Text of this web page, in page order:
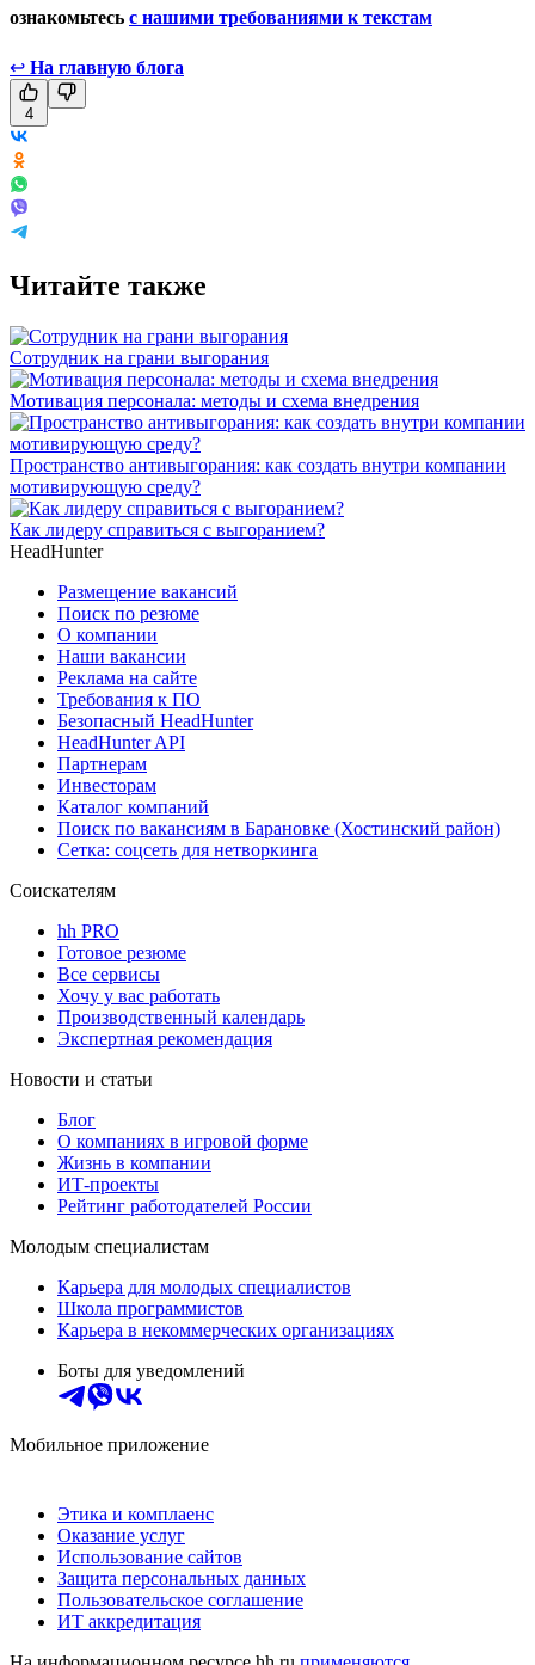
ознакомьтесь с нашими требованиями к текстам
↩ На главную блога
4
Читайте также
Сотрудник на грани выгорания
Мотивация персонала: методы и схема внедрения
Пространство антивыгорания: как создать внутри компании
мотивирующую среду?
Как лидеру справиться с выгоранием?
HeadHunter
Размещение вакансий
Поиск по резюме
О компании
Наши вакансии
Реклама на сайте
Требования к ПО
Безопасный HeadHunter
HeadHunter API
Партнерам
Инвесторам
Каталог компаний
Поиск по вакансиям в Барановке (Хостинский район)
Сетка: соцсеть для нетворкинга
Соискателям
hh PRO
Готовое резюме
Все сервисы
Хочу у вас работать
Производственный календарь
Экспертная рекомендация
Новости и статьи
Блог
О компаниях в игровой форме
Жизнь в компании
ИТ-проекты
Рейтинг работодателей России
Молодым специалистам
Карьера для молодых специалистов
Школа программистов
Карьера в некоммерческих организациях
Боты для уведомлений
Мобильное приложение
Этика и комплаенс
Оказание услуг
Использование сайтов
Защита персональных данных
Пользовательское соглашение
ИТ аккредитация